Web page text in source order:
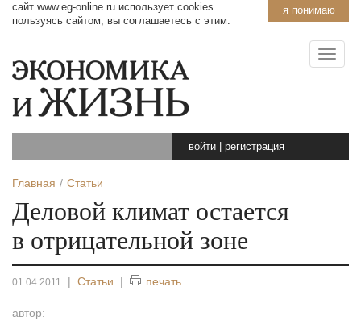
я понимаю
сайт www.eg-online.ru использует cookies.
пользуясь сайтом, вы соглашаетесь с этим.
войти регистрация
Главная Статьи
Деловой климат остается
в отрицательной зоне
01.04.2011 | Статьи | печать
автор: